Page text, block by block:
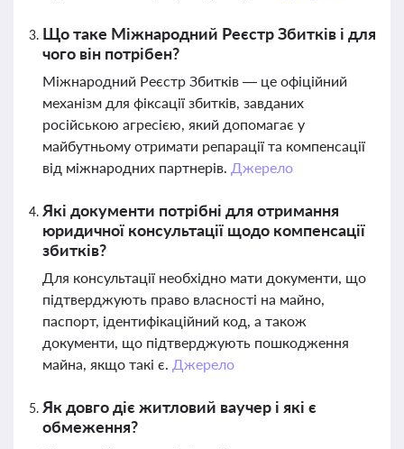
Що таке Міжнародний Реєстр Збитків і для
чого він потрібен?
Міжнародний Реєстр Збитків — це офіційний
механізм для фіксації збитків, завданих
російською агресією, який допомагає у
майбутньому отримати репарації та компенсації
від міжнародних партнерів. Джерело
Які документи потрібні для отримання
юридичної консультації щодо компенсації
збитків?
Для консультації необхідно мати документи, що
підтверджують право власності на майно,
паспорт, ідентифікаційний код, а також
документи, що підтверджують пошкодження
майна, якщо такі є. Джерело
Як довго діє житловий ваучер і які є
обмеження?